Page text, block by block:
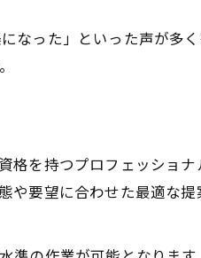
った」といった声が多く
格を持つプロフェッショ
や要望に合わせた最適な提